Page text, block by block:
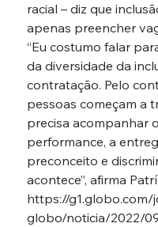
racial – diz que
apenas preencher
“Eu costumo falar
da diversidade da
contratação. Pelo
pessoas começam a
precisa acompanhar
performance, a
preconceito e
acontece”, afirma
https://g1.globo.com/
globo/noticia/2022/